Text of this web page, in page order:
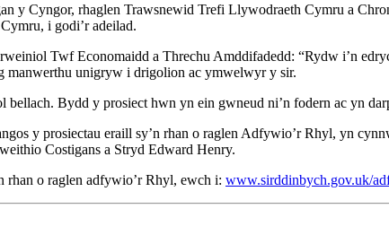
y Cyngor, rhaglen Trawsnewid Trefi Llywodraeth Cymru a
i godi’r adeilad.
Twf Economaidd a Threchu Amddifadedd: “Rydw i’n
manwerthu unigryw i drigolion ac ymwelwyr y sir.
Bydd y prosiect hwn yn ein gwneud ni’n fodern ac yn
y prosiectau eraill sy’n rhan o raglen Adfywio’r Rhyl, yn
Costigans a Stryd Edward Henry.
rhan o raglen adfywio’r Rhyl, ewch i: www.sirddinbych.gov.uk/